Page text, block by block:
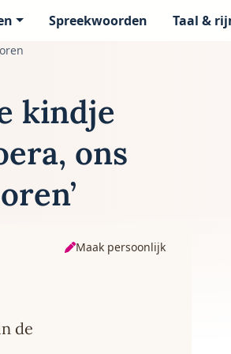
Spreekwoorden Taal &
kindje
ons
Maak persoonlijk
de